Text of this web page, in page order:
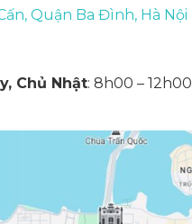
Quận Ba Đình, Hà Nội
Chủ Nhật: 8h00 –